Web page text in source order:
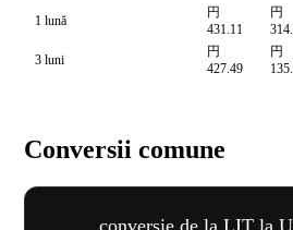
1 lună
円
431.11
円
3 luni
円
427.49
円
Conversii comune
conversie de la LIT la